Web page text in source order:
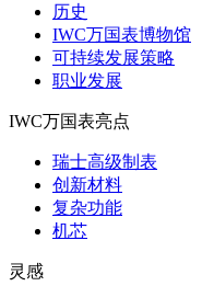
历史
IWC万国表博物馆
可持续发展策略
职业发展
IWC万国表亮点
瑞士高级制表
创新材料
复杂功能
机芯
灵感